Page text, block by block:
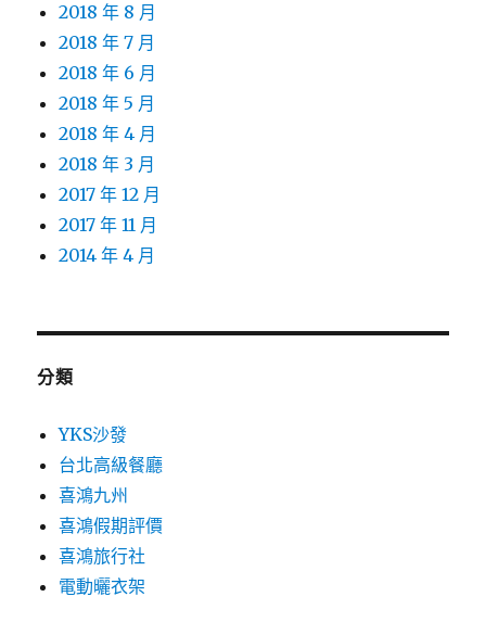
2018 年 8 月
2018 年 7 月
2018 年 6 月
2018 年 5 月
2018 年 4 月
2018 年 3 月
2017 年 12 月
2017 年 11 月
2014 年 4 月
分類
YKS沙發
台北高級餐廳
喜鴻九州
喜鴻假期評價
喜鴻旅行社
電動曬衣架